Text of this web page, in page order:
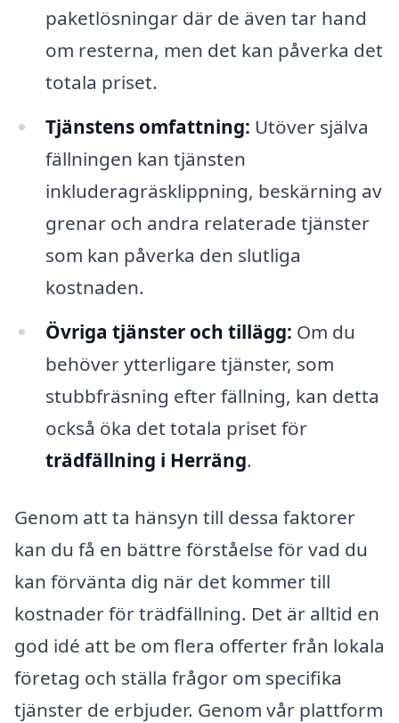
paketlösningar där de även tar hand
om resterna, men det kan påverka det
totala priset.
Tjänstens omfattning: Utöver själva
fällningen kan tjänsten
inkluderagräsklippning, beskärning av
grenar och andra relaterade tjänster
som kan påverka den slutliga
kostnaden.
Övriga tjänster och tillägg: Om du
behöver ytterligare tjänster, som
stubbfräsning efter fällning, kan detta
också öka det totala priset för
trädfällning i Herräng.
Genom att ta hänsyn till dessa faktorer
kan du få en bättre förståelse för vad du
kan förvänta dig när det kommer till
kostnader för trädfällning. Det är alltid en
god idé att be om flera offerter från lokala
företag och ställa frågor om specifika
tjänster de erbjuder. Genom vår plattform